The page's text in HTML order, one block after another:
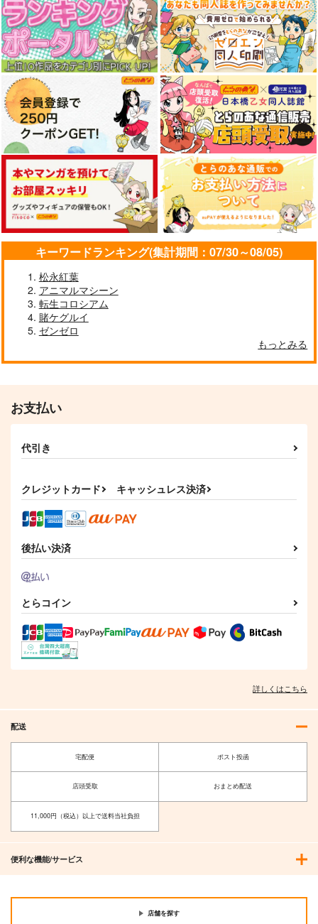
キーワードランキング(集計期間：07/30～08/05)
松永紅葉
アニマルマシーン
転生コロシアム
賭ケグルイ
ゼンゼロ
もっとみる
お支払い
代引き
クレジットカード キャッシュレス決済
後払い決済
とらコイン
詳しくはこちら
配送
宅配便 ポスト投函
店頭受取 おまとめ配送
11,000円（税込）以上で送料当社負担
便利な機能/サービス
店舗を探す